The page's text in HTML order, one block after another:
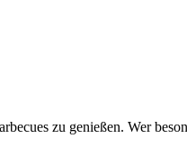
zu genießen. Wer